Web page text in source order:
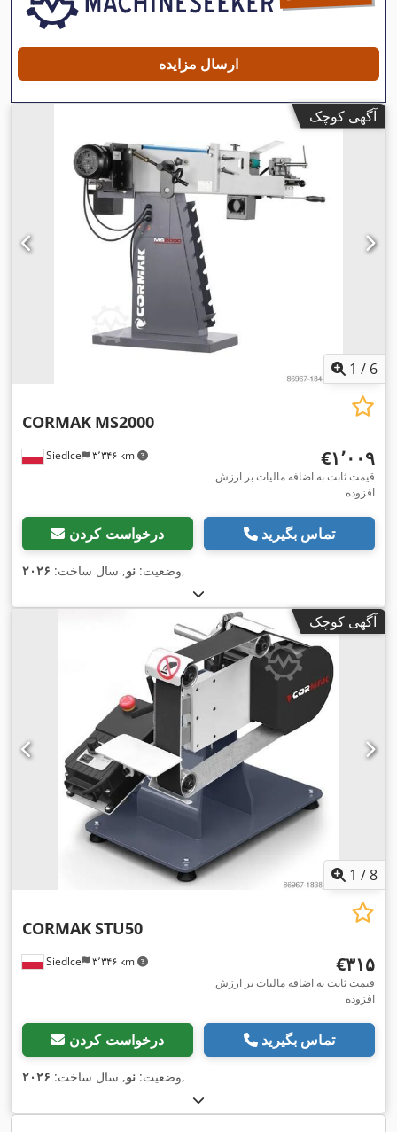
ارسال مزایده
آگهی کوچک
1 / 6
Siedlce ۳٬۳۴۶ km
CORMAK MS2000
‎€۱٬۰۰۹
قیمت ثابت به اضافه مالیات بر ارزش
افزوده
درخواست کردن تماس بگیرید
وضعیت: نو, سال ساخت: ۲۰۲۶ ,
آگهی کوچک
1 /8
Siedlce ۳٬۳۴۶ km
CORMAKSTU50
‎€۳۱۵
قیمت ثابت به اضافه مالیات بر ارزش
افزوده
درخواست کردن تماس بگیرید
وضعیت: نو, سال ساخت: ۲۰۲۶ ,